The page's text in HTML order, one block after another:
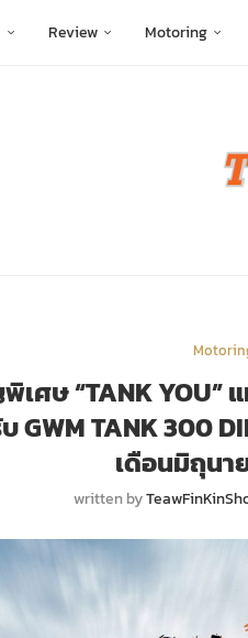
Review Motoring
เศษ “TANK
TANK 300
เดือนมิถุนา
written by